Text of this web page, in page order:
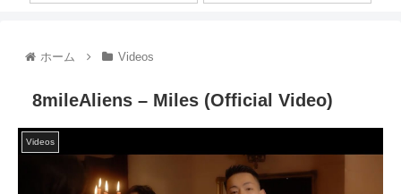
ホーム Videos
8mileAliens – Miles (Official Video)
Videos